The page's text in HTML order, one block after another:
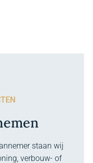
staan wij
verbouw- of